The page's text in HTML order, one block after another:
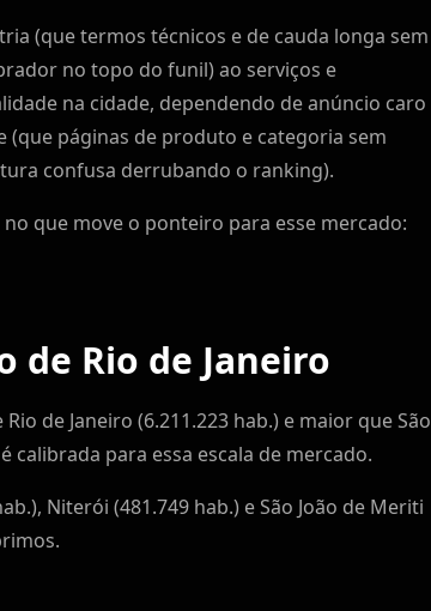
(que termos técnicos e de cauda longa sem
no topo do funil) ao serviços e
na cidade, dependendo de anúncio caro
páginas de produto e categoria sem
confusa derrubando o ranking).
que move o ponteiro para esse mercado:
de Rio de Janeiro
de Janeiro (6.211.223 hab.) e maior que São
calibrada para essa escala de mercado.
Niterói (481.749 hab.) e São João de Meriti